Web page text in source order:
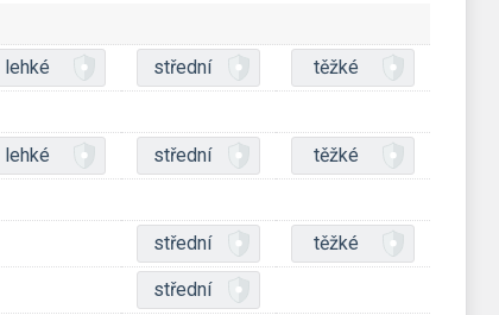
lehké střední
těžké
lehké střední
těžké
střední těžké
střední